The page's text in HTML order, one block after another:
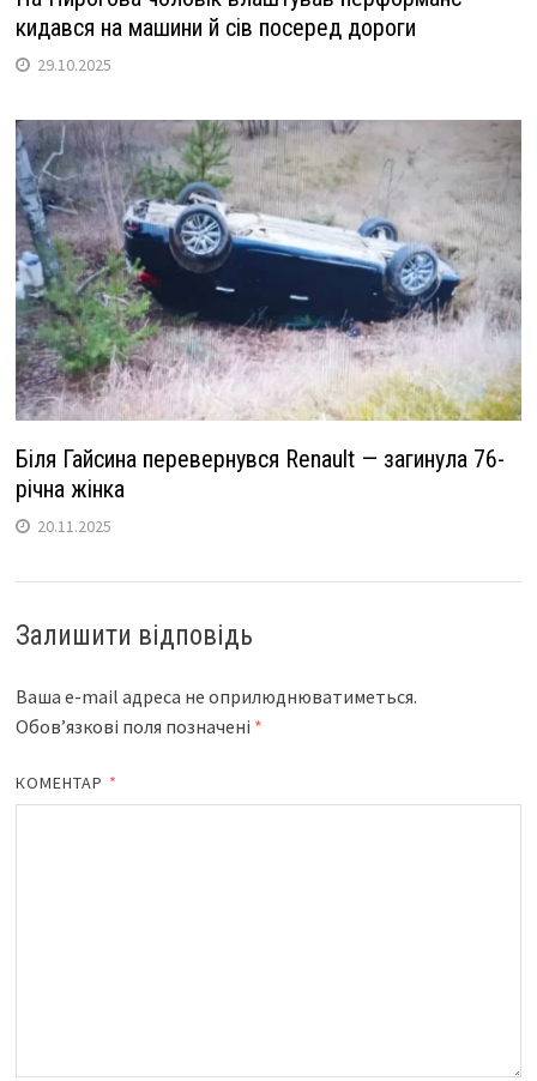
кидався на машини й сів посеред дороги
29.10.2025
Біля Гайсина перевернувся Renault — загинула 76-
річна жінка
20.11.2025
Залишити відповідь
Ваша e-mail адреса не оприлюднюватиметься.
Обов’язкові поля позначені *
КОМЕНТАР *